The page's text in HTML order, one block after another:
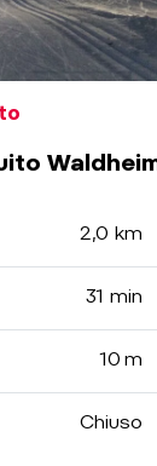
2,0 km
31 min
10 m
Chiuso